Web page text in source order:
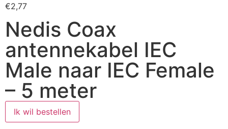
€2,77
Nedis Coax
antennekabel IEC
Male naar IEC Female
– 5 meter
Ik wil bestellen